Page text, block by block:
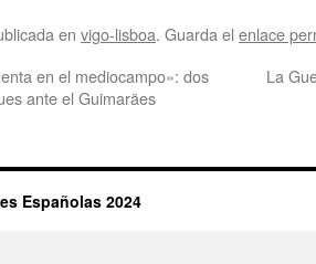
en vigo-lisboa. Guarda el enlace
en el mediocampo»: dos
ante el Guimarães
La
Españolas 2024